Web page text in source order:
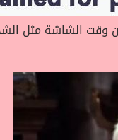
وقت الشاشة مثل